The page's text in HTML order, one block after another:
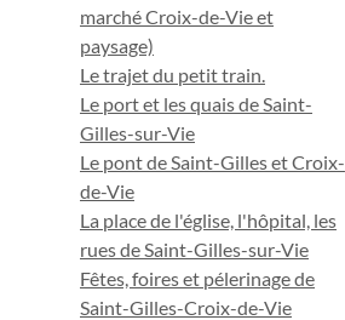
marché Croix-de-Vie et
paysage)
Le trajet du petit train.
Le port et les quais de Saint-
Gilles-sur-Vie
Le pont de Saint-Gilles et Croix-
de-Vie
La place de l'église, l'hôpital, les
rues de Saint-Gilles-sur-Vie
Fêtes, foires et pélerinage de
Saint-Gilles-Croix-de-Vie